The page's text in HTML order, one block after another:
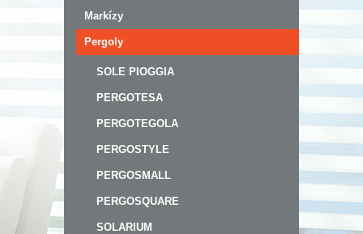
Markízy
Pergoly
SOLE PIOGGIA
PERGOTESA
PERGOTEGOLA
PERGOSTYLE
PERGOSMALL
PERGOSQUARE
SOLARIUM